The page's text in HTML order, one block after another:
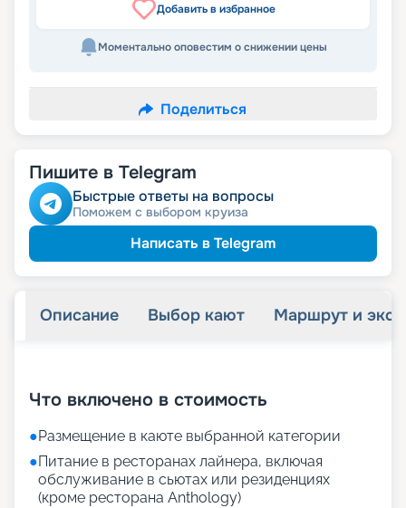
Добавить в избранное
Моментально оповестим о снижении цены
Поделиться
Пишите в Telegram
Быстрые ответы на вопросы
Поможем с выбором круиза
Написать в Telegram
Описание Выбор кают Маршрут и
Что включено в стоимость
●Размещение в каюте выбранной категории
●Питание в ресторанах лайнера, включая
обслуживание в сьютах или резиденциях
(кроме ресторана Anthology)